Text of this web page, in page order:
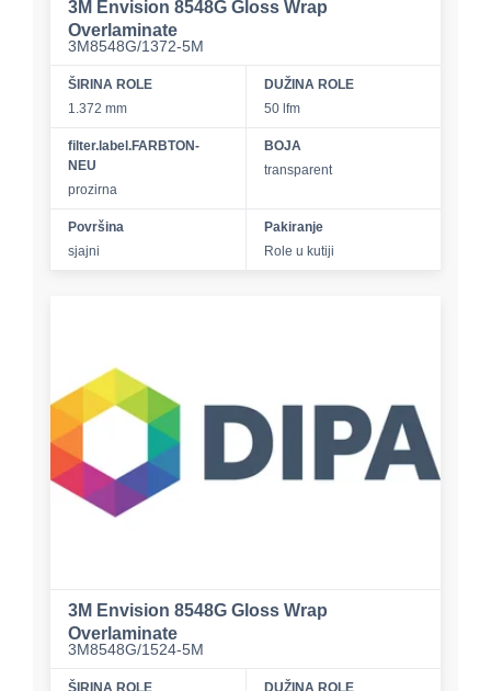
3M Envision 8548G Gloss Wrap
Overlaminate
3M8548G/1372-5M
ŠIRINA ROLE
1.372 mm
DUŽINA ROLE
50 lfm
filter.label.FARBTON-
NEU
prozirna
BOJA
transparent
Površina
sjajni
Pakiranje
Role u kutiji
3M Envision 8548G Gloss Wrap
Overlaminate
3M8548G/1524-5M
ŠIRINA ROLE
DUŽINA ROLE